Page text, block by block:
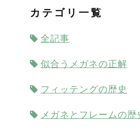
カテゴリ一覧
全記事
似合うメガネの正解
フィッテングの歴史
メガネとフレームの